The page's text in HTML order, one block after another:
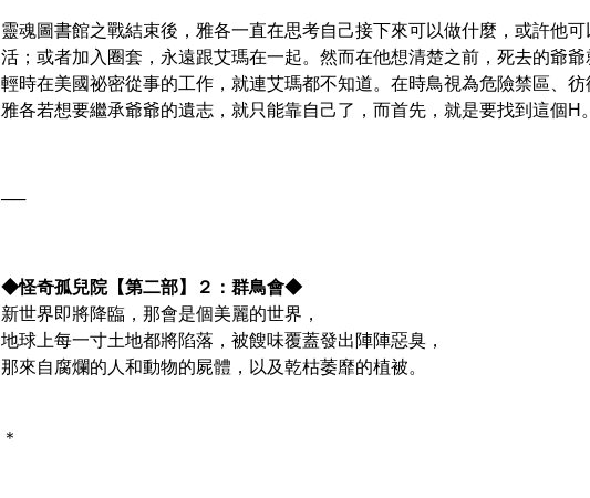
靈魂圖書館之戰結束後，雅各一直在思考自己接下來可以做什麼，或許他
活；或者加入圈套，永遠跟艾瑪在一起。然而在他想清楚之前，死去的爺
輕時在美國祕密從事的工作，就連艾瑪都不知道。在時鳥視為危險禁區、彷
雅各若想要繼承爺爺的遺志，就只能靠自己了，而首先，就是要找到這個H 。
──
◆怪奇孤兒院【第二部】２：群鳥會◆
新世界即將降臨，那會是個美麗的世界，
地球上每一寸土地都將陷落，被餿味覆蓋發出陣陣惡臭，
那來自腐爛的人和動物的屍體，以及乾枯萎靡的植被。
＊